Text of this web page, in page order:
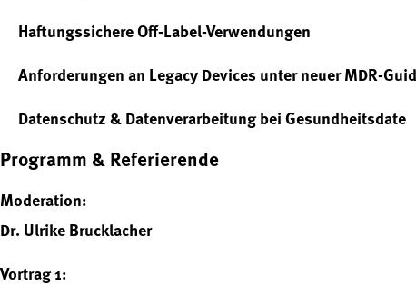
Haftungssichere Off-Label-Verwendungen
Anforderungen an Legacy Devices unter neuer MDR-
Datenschutz & Datenverarbeitung bei Gesundheitsdate
Programm & Referierende
Moderation:
Dr. Ulrike Brucklacher
Vortrag 1: